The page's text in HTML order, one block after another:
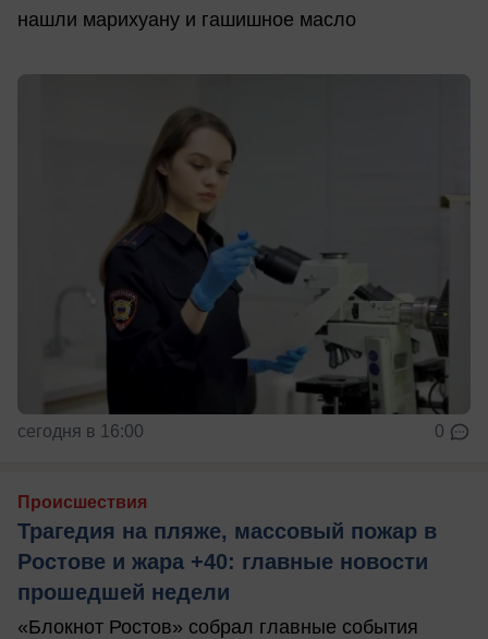
нашли марихуану и гашишное масло
сегодня в 16:00 0
Происшествия
Трагедия на пляже, массовый пожар в
Ростове и жара +40: главные новости
прошедшей недели
«Блокнот Ростов» собрал главные события